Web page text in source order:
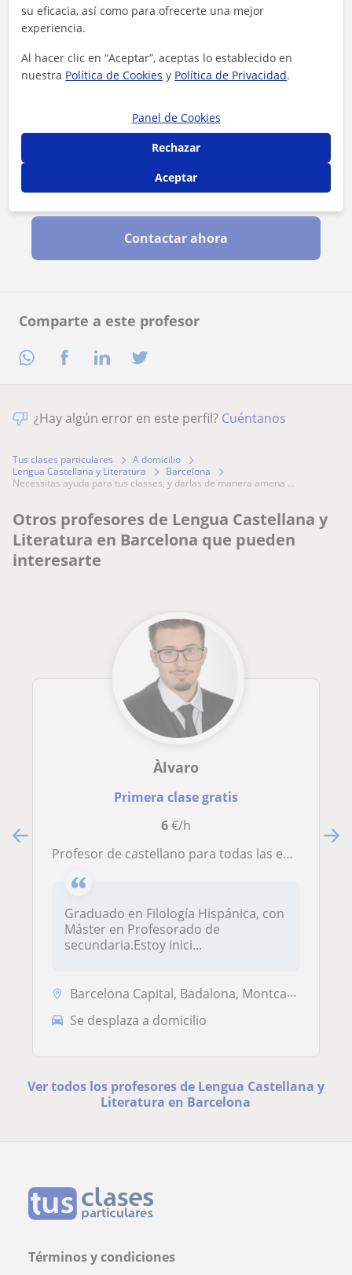
Comparte a este profesor
Al hacer clic, aceptas nuestroaviso legaly deprivacidad
Contactar ahora
¿Hay algún error en este perfil? Cuéntanos
Tus clases particulares
A domicilio
Lengua Castellana y Literatura
Barcelona
necessitas ayuda para tus classes, y darlas de manera amena ...
Otros profesores de Lengua Castellana y
Literatura en Barcelona que pueden
interesarte
Àlvaro
Primera clase gratis
6€/h
Profesor de castellano para todas las edades
Graduado en Filología Hispánica, con
Máster en Profesorado de
secundaria.Estoy inici...
Barcelona Capital, Badalona, Montcada I Reixac, Sant Adrià de Besòs, S...
Se desplaza a domicilio
Ver todos los profesores de Lengua Castellana y
Literatura en Barcelona
Términos y condiciones
su eficacia, así como para ofrecerte una mejor
experiencia.
Al hacer clic en “Aceptar”, aceptas lo establecido en
nuestra Política de Cookies y Política de Privacidad.
Panel de Cookies
Rechazar
Aceptar